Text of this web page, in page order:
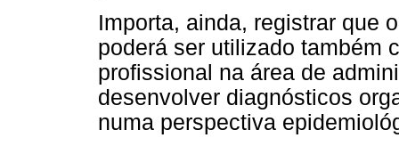
Importa, ainda, registrar que
poderá ser utilizado também
profissional na área de
desenvolver diagnósticos
numa perspectiva